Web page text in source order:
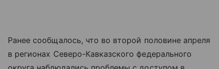
Ранее сообщалось, что во второй половине апреля
в регионах Северо-Кавказского федерального